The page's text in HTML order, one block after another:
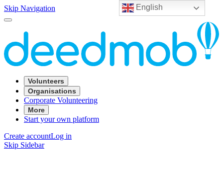
English
Skip Navigation
Volunteers
Organisations
Corporate Volunteering
More
Start your own platform
Create accountLog in
Skip Sidebar